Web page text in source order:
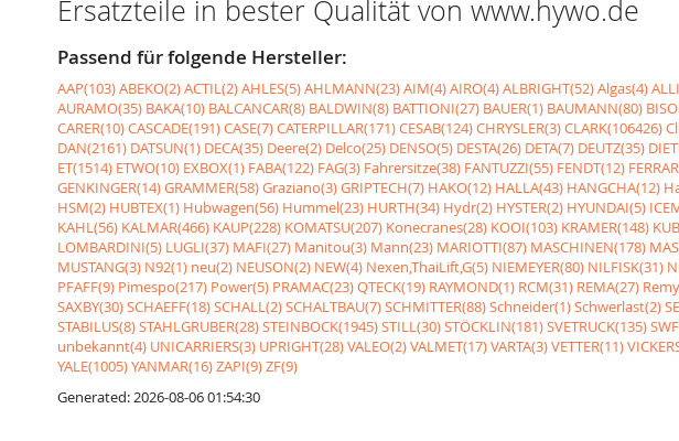
Ersatzteile in bester Qualität von www.hywo.de
Passend für folgende Hersteller:
AAP(103)ABEKO(2)ACTIL(2)AHLES(5)AHLMANN(23)AIM(4)AIRO(4)ALBRIGHT(52)Algas(4)
AURAMO(35) BAKA(10) BALCANCAR(8) BALDWIN(8) BATTIONI(27) BAUER(1) BAUMANN(80)
CARER(10)CASCADE(191)CASE(7)CATERPILLAR(171)CESAB(124)CHRYSLER(3)CLARK(106426)
DAN(2161) DATSUN(1) DECA(35) Deere(2) Delco(25) DENSO(5) DESTA(26) DETA(7) DEUTZ(35)
ET(1514) ETWO(10) EXBOX(1) FABA(122) FAG(3) Fahrersitze(38) FANTUZZI(55) FENDT(12)
GENKINGER(14)GRAMMER(58)Graziano(3)GRIPTECH(7) HAKO(12) HALLA(43) HANGCHA(12)
HSM(2) HUBTEX(1) Hubwagen(56) Hummel(23) HURTH(34) Hydr(2) HYSTER(2) HYUNDAI(5)
KAHL(56) KALMAR(466) KAUP(228) KOMATSU(207) Konecranes(28) KOOI(103) KRAMER(148)
LOMBARDINI(5) LUGLI(37) MAFI(27) Manitou(3) Mann(23) MARIOTTI(87) MASCHINEN(178)
MUSTANG(3) N92(1) neu(2) NEUSON(2) NEW(4) Nexen,ThaiLift,G(5) NIEMEYER(80) NILFISK(31)
PFAFF(9) Pimespo(217) Power(5) PRAMAC(23)QTECK(19) RAYMOND(1) RCM(31) REMA(27)
SAXBY(30)SCHAEFF(18)SCHALL(2)SCHALTBAU(7)SCHMITTER(88)Schneider(1)Schwerlast(2)
STABILUS(8)STAHLGRUBER(28)STEINBOCK(1945)STILL(30)STÖCKLIN(181)SVETRUCK(135)
unbekannt(4) UNICARRIERS(3) UPRIGHT(28)VALEO(2)VALMET(17)VARTA(3)VETTER(11)
YALE(1005)YANMAR(16)ZAPI(9)ZF(9)
Generated: 2026-08-06 01:54:30